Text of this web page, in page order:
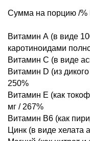
Сумма на порцию /%
Витамин А (в виде
каротиноидами
Витамин С (в виде
Витамин D (из
250%
Витамин E (как
мг / 267%
Витамин B6 (как
Цинк (в виде хелата